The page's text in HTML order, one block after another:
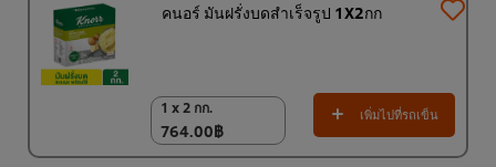
คนอร์ มันฝรั่งบดสำเร็จรูป 1X2กก
1 x 2 กก.
764.00฿
1 x 2 กก.
764.00฿
เพิ่มไปที่รถเข็น